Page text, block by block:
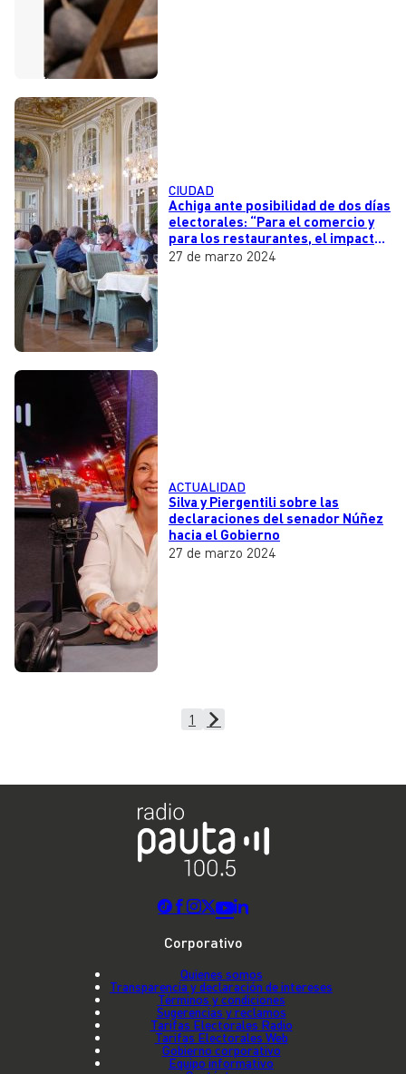
CIUDAD
Achiga ante posibilidad de dos días
electorales: “Para el comercio y
para los restaurantes, el impacto
económico es tremendo”
27 de marzo 2024
ACTUALIDAD
Silva y Piergentili sobre las
declaraciones del senador Núñez
hacia el Gobierno
27 de marzo 2024
1
Corporativo
Quienes somos
Transparencia y declaración de intereses
Términos y condiciones
Sugerencias y reclamos
Tarifas Electorales Radio
Tarifas Electorales Web
Gobierno corporativo
Equipo informativo